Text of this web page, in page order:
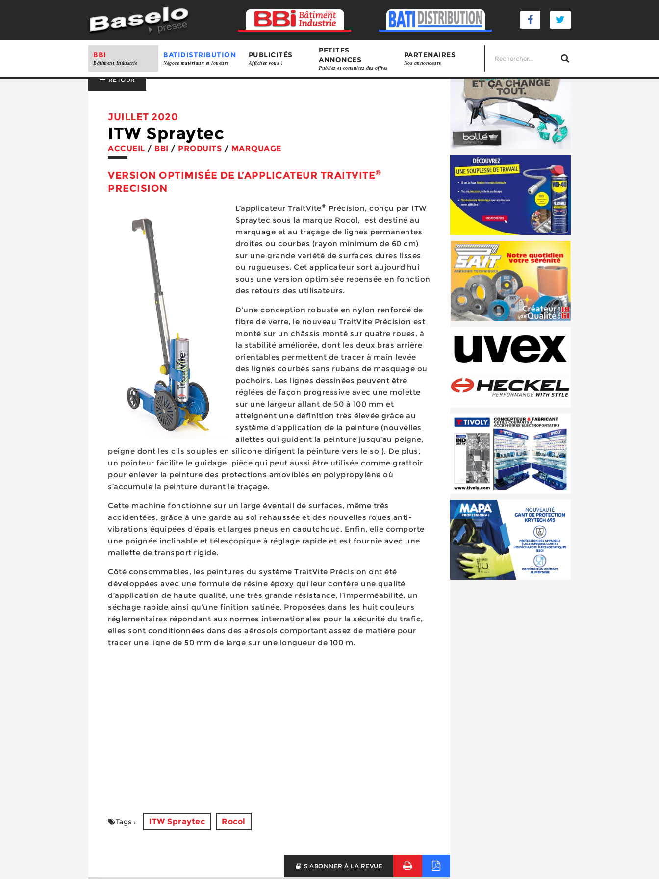
BBI
Bâtiment Industrie
BATIDISTRIBUTION
Négoce matériaux et loueurs
PUBLICITÉS
Affichez vous !
PETITES
ANNONCES
Publiez et consultez des offres
PARTENAIRES
Nos annonceurs
RETOUR
JUILLET 2020
ITW Spraytec
ACCUEIL / BBI / PRODUITS / MARQUAGE
VERSION OPTIMISÉE DE L’APPLICATEUR TRAITVITE®
PRECISION
L’applicateur TraitVite® Précision, conçu par ITW
Spraytec sous la marque Rocol, est destiné au
marquage et au traçage de lignes permanentes
droites ou courbes (rayon minimum de 60 cm)
sur une grande variété de surfaces dures lisses
ou rugueuses. Cet applicateur sort aujourd’hui
sous une version optimisée repensée en fonction
des retours des utilisateurs.
D’une conception robuste en nylon renforcé de
fibre de verre, le nouveau TraitVite Précision est
monté sur un châssis monté sur quatre roues, à
la stabilité améliorée, dont les deux bras arrière
orientables permettent de tracer à main levée
des lignes courbes sans rubans de masquage ou
pochoirs. Les lignes dessinées peuvent être
réglées de façon progressive avec une molette
sur une largeur allant de 50 à 100 mm et
atteignent une définition très élevée grâce au
système d’application de la peinture (nouvelles
ailettes qui guident la peinture jusqu’au peigne,
peigne dont les cils souples en silicone dirigent la peinture vers le sol). De plus,
un pointeur facilite le guidage, pièce qui peut aussi être utilisée comme grattoir
pour enlever la peinture des protections amovibles en polypropylène où
s’accumule la peinture durant le traçage.
Cette machine fonctionne sur un large éventail de surfaces, même très
accidentées, grâce à une garde au sol rehaussée et des nouvelles roues anti-
vibrations équipées d’épais et larges pneus en caoutchouc. Enfin, elle comporte
une poignée inclinable et télescopique à réglage rapide et est fournie avec une
mallette de transport rigide.
Côté consommables, les peintures du système TraitVite Précision ont été
développées avec une formule de résine époxy qui leur confère une qualité
d’application de haute qualité, une très grande résistance, l’imperméabilité, un
séchage rapide ainsi qu’une finition satinée. Proposées dans les huit couleurs
réglementaires répondant aux normes internationales pour la sécurité du trafic,
elles sont conditionnées dans des aérosols comportant assez de matière pour
tracer une ligne de 50 mm de large sur une longueur de 100 m.
Tags : ITW Spraytec Rocol
S'ABONNER À LA REVUE